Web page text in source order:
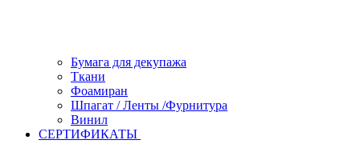
Бумага для декупажа
Ткани
Фоамиран
Шпагат / Ленты /Фурнитура
Винил
СЕРТИФИКАТЫ